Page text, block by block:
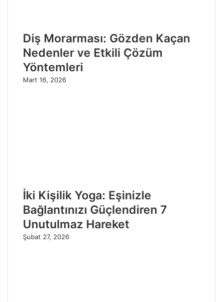
Diş Morarması: Gözden Kaçan
Nedenler ve Etkili Çözüm
Yöntemleri
Mart 16, 2026
İki Kişilik Yoga: Eşinizle
Bağlantınızı Güçlendiren 7
Unutulmaz Hareket
Şubat 27, 2026